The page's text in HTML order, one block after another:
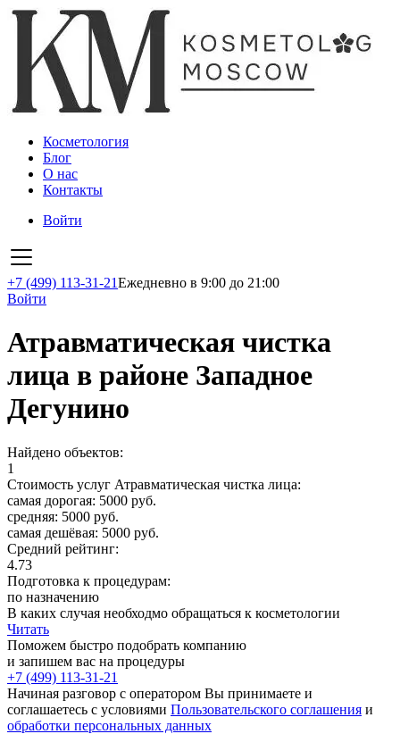
Косметология
Блог
О нас
Контакты
Войти
+7 (499) 113-31-21Ежедневно в 9:00 до 21:00
Войти
Атравматическая чистка
лица в районе Западное
Дегунино
Найдено объектов:
1
Стоимость услуг Атравматическая чистка лица:
самая дорогая: 5000 руб.
средняя: 5000 руб.
самая дешёвая: 5000 руб.
Средний рейтинг:
4.73
Подготовка к процедурам:
по назначению
В каких случая необходмо обращаться к косметологии
Читать
Поможем быстро подобрать компанию
и запишем вас на процедуры
+7 (499) 113-31-21
Начиная разговор с оператором Вы принимаете и
соглашаетесь с условиями Пользовательского соглашения и
обработки персональных данных